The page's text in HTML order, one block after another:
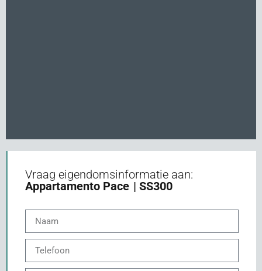
Vraag eigendomsinformatie aan:
Appartamento Pace | SS300